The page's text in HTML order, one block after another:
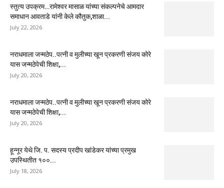
स्तुत्य उपक्रम…रामेश्वर मासाळ यांच्या संकल्पनेचे आमदार
समाधान आवताडे यांनी केले कौतुक,शाळा...
July 22, 2026
नराधमाला जन्मठेप..पत्नी व मुलीच्या खून प्रकरणी संजय कोरे
यास जन्मठेपेची शिक्षा,...
July 20, 2026
नराधमाला जन्मठेप..पत्नी व मुलीच्या खून प्रकरणी संजय कोरे
यास जन्मठेपेची शिक्षा,...
July 20, 2026
हून्नूर येथे जि. प. सदस्य प्रदीप खांडेकर यांच्या प्रमुख
उपस्थितीत १००...
July 18, 2026